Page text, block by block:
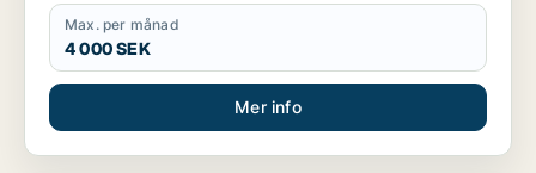
Max. per månad
4 000 SEK
Mer info